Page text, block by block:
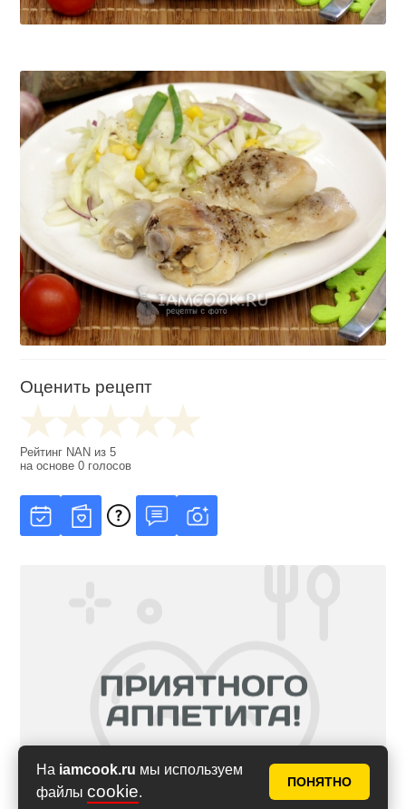
На iamcook.ru мы используем
файлы cookie.
ПОНЯТНО
Оценить рецепт
Рейтинг NAN из5
на основе0 голосов